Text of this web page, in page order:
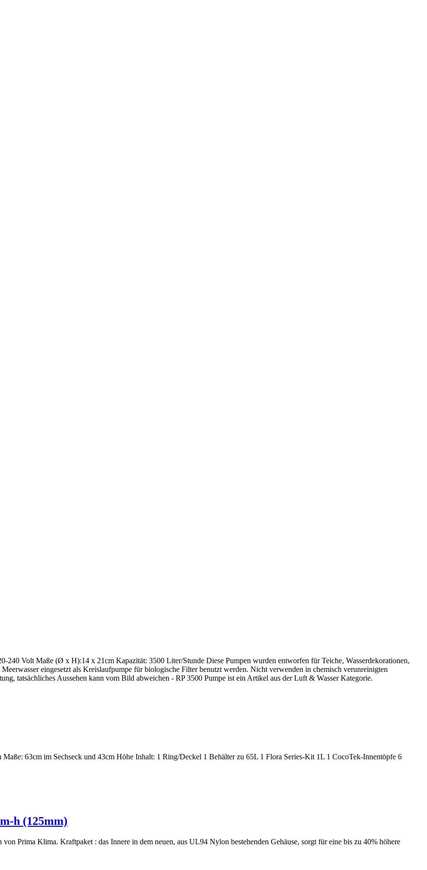
240 Volt Maße (Ø x H):14 x 21cm Kapazität: 3500 Liter/Stunde Diese Pumpen wurden entworfen für Teiche, Wasserdekorationen,
eingesetzt als Kreislaufpumpe für biologische Filter benutzt werden. Nicht verwenden in chemisch verunreinigten
tatsächliches Aussehen kann vom Bild abweichen - RP 3500 Pumpe ist ein Artikel aus der Luft & Wasser Kategorie.
63cm im Sechseck und 43cm Höhe Inhalt: 1 Ring/Deckel 1 Behälter zu 65L 1 Flora Series-Kit 1L 1 CocoTek-Innentöpfe 6
h (125mm)
Prima Klima. Kraftpaket : das Innere in dem neuen, aus UL94 Nylon bestehenden Gehäuse, sorgt für eine bis zu 40% höhere